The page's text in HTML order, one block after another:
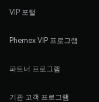
VIP 포털
Phemex VIP 프로그램
파트너 프로그램
기관 고객 프로그램